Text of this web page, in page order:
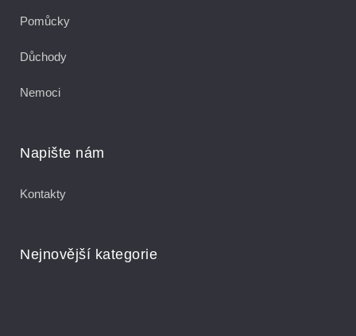
Pomůcky
Důchody
Nemoci
Napište nám
Kontakty
Nejnovější kategorie